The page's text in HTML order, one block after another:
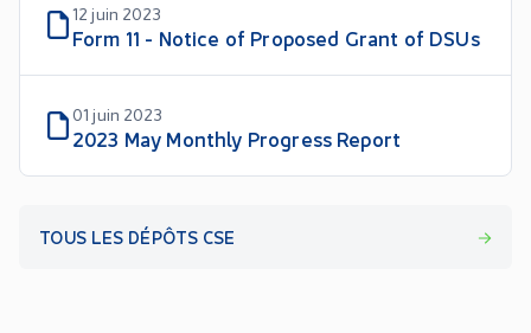
12 juin 2023
Form 11 - Notice of Proposed Grant of DSUs
01 juin 2023
2023 May Monthly Progress Report
TOUS LES DÉPÔTS CSE